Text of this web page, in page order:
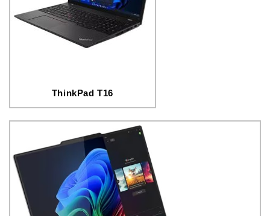
ThinkPad T16